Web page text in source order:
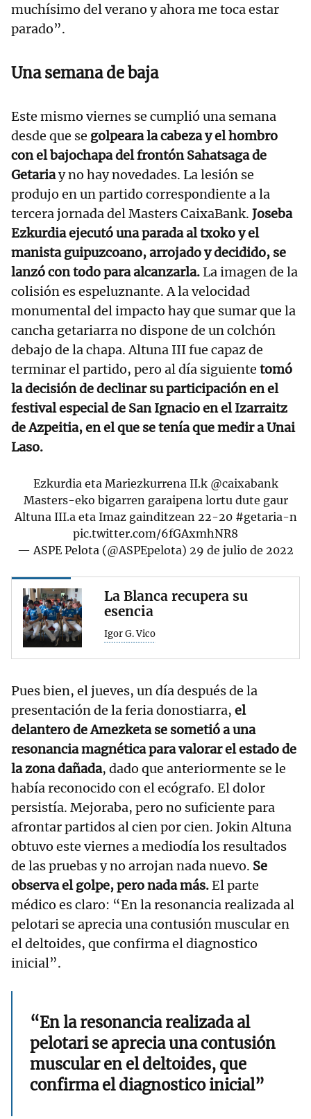
muchísimo del verano y ahora me toca estar
parado”.
Una semana de baja
Este mismo viernes se cumplió una semana
desde que se golpeara la cabeza y el hombro
con el bajochapa del frontón Sahatsaga de
Getariay no hay novedades. La lesión se
produjo en un partido correspondiente a la
tercera jornada del Masters CaixaBank. Joseba
Ezkurdia ejecutó una parada al txoko y el
manista guipuzcoano, arrojado y decidido, se
lanzó con todo para alcanzarla.La imagen de la
colisión es espeluznante. A la velocidad
monumental del impacto hay que sumar que la
cancha getariarra no dispone de un colchón
debajo de la chapa. Altuna III fue capaz de
terminar el partido, pero al día siguiente tomó
la decisión de declinar su participación en el
festival especial de San Ignacio en el Izarraitz
de Azpeitia, en el que se tenía que medir a Unai
Laso.
Ezkurdia eta Mariezkurrena II.k @caixabank
Masters-eko bigarren garaipena lortu dute gaur
Altuna III.a eta Imaz gainditzean 22-20 #getaria-n
pic.twitter.com/6fGAxmhNR8
— ASPE Pelota (@ASPEpelota) 29 de julio de 2022
La Blanca recupera su
esencia
Igor G. Vico
Pues bien, el jueves, un día después de la
presentación de la feria donostiarra, el
delantero de Amezketa se sometió a una
resonancia magnética para valorar el estado de
la zona dañada, dado que anteriormente se le
había reconocido con el ecógrafo. El dolor
persistía. Mejoraba, pero no suficiente para
afrontar partidos al cien por cien. Jokin Altuna
obtuvo este viernes a mediodía los resultados
de las pruebas y no arrojan nada nuevo. Se
observa el golpe, pero nada más.El parte
médico es claro: “En la resonancia realizada al
pelotari se aprecia una contusión muscular en
el deltoides, que confirma el diagnostico
inicial”.
“En la resonancia realizada al
pelotari se aprecia una contusión
muscular en el deltoides, que
confirma el diagnostico inicial”